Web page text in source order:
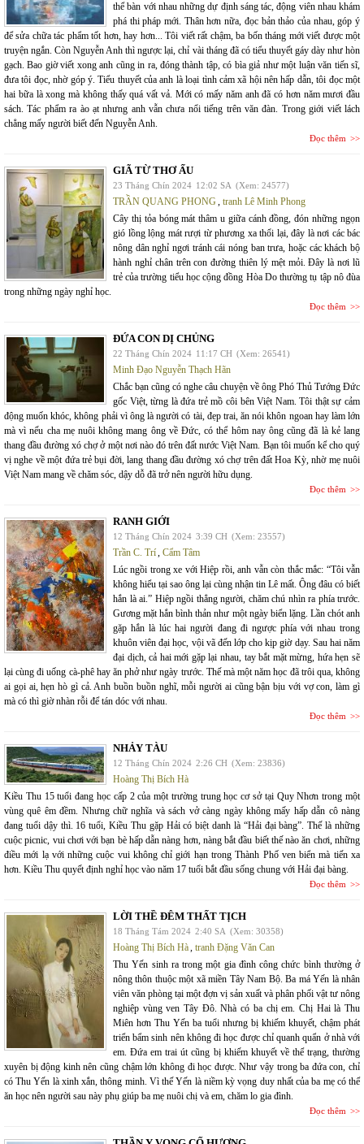
thể bàn với nhau những dự định sáng tác, động viên nhau khám
phá thi pháp mới. Thân hơn nữa, đọc bản thảo của nhau, góp ý
để sửa chữa tác phẩm tốt hơn, hay hơn... Tôi viết rất chậm, ba bốn tháng mới viết được một
truyện ngắn. Còn Nguyễn Anh thì ngược lại, chỉ vài tháng đã có tiểu thuyết gáy dày như hòn
gạch. Bao giờ viết xong anh cũng in ra, đóng thành tập, có bìa giả như một luận văn tiến sĩ,
đưa tôi đọc, nhờ góp ý. Tiểu thuyết của anh là loại tình cảm xã hội nên hấp dẫn, tôi đọc một
hai bữa là xong mà không thấy quá vất vả. Mới có mấy năm anh đã có hơn năm mươi đầu
sách. Tác phẩm ra ào ạt nhưng anh vẫn chưa nổi tiếng trên văn đàn. Trong giới viết lách
chẳng mấy người biết đến Nguyễn Anh.
Đọc thêm
GIÃ TỪ THƠ ẤU
23 Tháng Chín 2024 12:02 SA (Xem: 24577)
TRẦN QUANG PHONG, tranh Lê Minh Phong
Cây thị tỏa bóng mát thâm u giữa cánh đồng, đón những ngọn
gió lồng lộng mát rượi từ phương xa thổi lại, đây là nơi các bác
nông dân nghỉ ngơi tránh cái nóng ban trưa, hoặc các khách bộ
hành nghỉ chân trên con đường thiên lý mệt mỏi. Đây là nơi lũ
trẻ của trường tiểu học cộng đồng Hòa Do thường tụ tập nô đùa
trong những ngày nghỉ học.
Đọc thêm
ĐỨA CON DỊ CHỦNG
22 Tháng Chín 2024 11:17 CH (Xem: 26541)
Minh Đạo Nguyễn Thạch Hãn
Chắc bạn cũng có nghe câu chuyện về ông Phó Thủ Tướng Đức
gốc Việt, từng là đứa trẻ mồ côi bên Việt Nam. Tôi thật sự cảm
động muốn khóc, không phải vì ông là người có tài, đẹp trai, ăn nói khôn ngoan hay làm lớn
mà vì nếu cha mẹ nuôi không mang ông về Đức, có thể hôm nay ông cũng đã là kẻ lang
thang đầu đường xó chợ ở một nơi nào đó trên đất nước Việt Nam. Bạn tôi muốn kể cho quý
vị nghe về một đứa trẻ bụi đời, lang thang đầu đường xó chợ trên đất Hoa Kỳ, nhờ mẹ nuôi
Việt Nam mang về chăm sóc, dậy dỗ đã trở nên người hữu dụng.
Đọc thêm
RANH GIỚI
12 Tháng Chín 2024 3:39 CH (Xem: 23557)
Trần C. Trí, Cẩm Tâm
Lúc ngồi trong xe với Hiệp rồi, anh vẫn còn thắc mắc: “Tôi vẫn
không hiểu tại sao ông lại cùng nhận tin Lê mất. Ông đâu có biết
hắn là ai.” Hiệp ngồi thẳng người, chăm chú nhìn ra phía trước.
Gương mặt hắn bình thản như một ngày biển lặng. Lần chót anh
gặp hắn là lúc hai người đang đi ngược phía với nhau trong
khuôn viên đại học, vội vã đến lớp cho kịp giờ dạy. Sau hai năm
đại dịch, cả hai mới gặp lại nhau, tay bắt mặt mừng, hứa hẹn sẽ
lại cùng đi uống cà-phê hay ăn phở như ngày trước. Thế mà một năm học đã trôi qua, không
ai gọi ai, hẹn hò gì cả. Anh buồn buồn nghĩ, mỗi người ai cũng bận bịu với vợ con, làm gì
mà có thì giờ nhàn rỗi để tán dóc với nhau.
Đọc thêm
NHẢY TÀU
12 Tháng Chín 2024 2:26 CH (Xem: 23836)
Hoàng Thị Bích Hà
Kiều Thu 15 tuổi đang học cấp 2 của một trường trung học cơ sở tại Quy Nhơn trong một
vùng quê êm đềm. Nhưng chữ nghĩa và sách vở càng ngày không mấy hấp dẫn cô nàng
đang tuổi dậy thì. 16 tuổi, Kiều Thu gặp Hải có biệt danh là “Hải đại bàng”. Thế là những
cuộc picnic, vui chơi với bạn bè hấp dẫn nàng hơn, nàng bắt đầu biết thế nào ăn chơi, những
điều mới lạ với những cuộc vui không chỉ giới hạn trong Thành Phố ven biển mà tiến xa
hơn. Kiều Thu quyết định nghỉ học vào năm 17 tuổi bắt đầu sống chung với Hải đại bàng.
Đọc thêm
LỜI THỀ ĐÊM THẤT TỊCH
18 Tháng Tám 2024 2:40 SA (Xem: 30358)
Hoàng Thị Bích Hà, tranh Đặng Văn Can
Thu Yến sinh ra trong một gia đình công chức bình thường ở
nông thôn thuộc một xã miền Tây Nam Bộ. Ba má Yến là nhân
viên văn phòng tại một đợn vị sản xuất và phân phối vật tư nông
nghiệp vùng ven Tây Đô. Nhà có ba chị em. Chị Hai là Thu
Miên hơn Thu Yến ba tuổi nhưng bị khiếm khuyết, chậm phát
triển bẩm sinh nên không đi học được chỉ quanh quẩn ở nhà với
em. Đứa em trai út cũng bị khiếm khuyết về thể trạng, thường
xuyên bị động kinh nên cũng chậm lớn không đi học được. Như vậy trong ba đứa con, chỉ
có Thu Yến là xinh xắn, thông minh. Vì thế Yến là niềm kỳ vọng duy nhất của ba mẹ có thể
ăn học nên người sau này phụ giúp ba mẹ nuôi chị và em, chăm lo gia đình.
Đọc thêm